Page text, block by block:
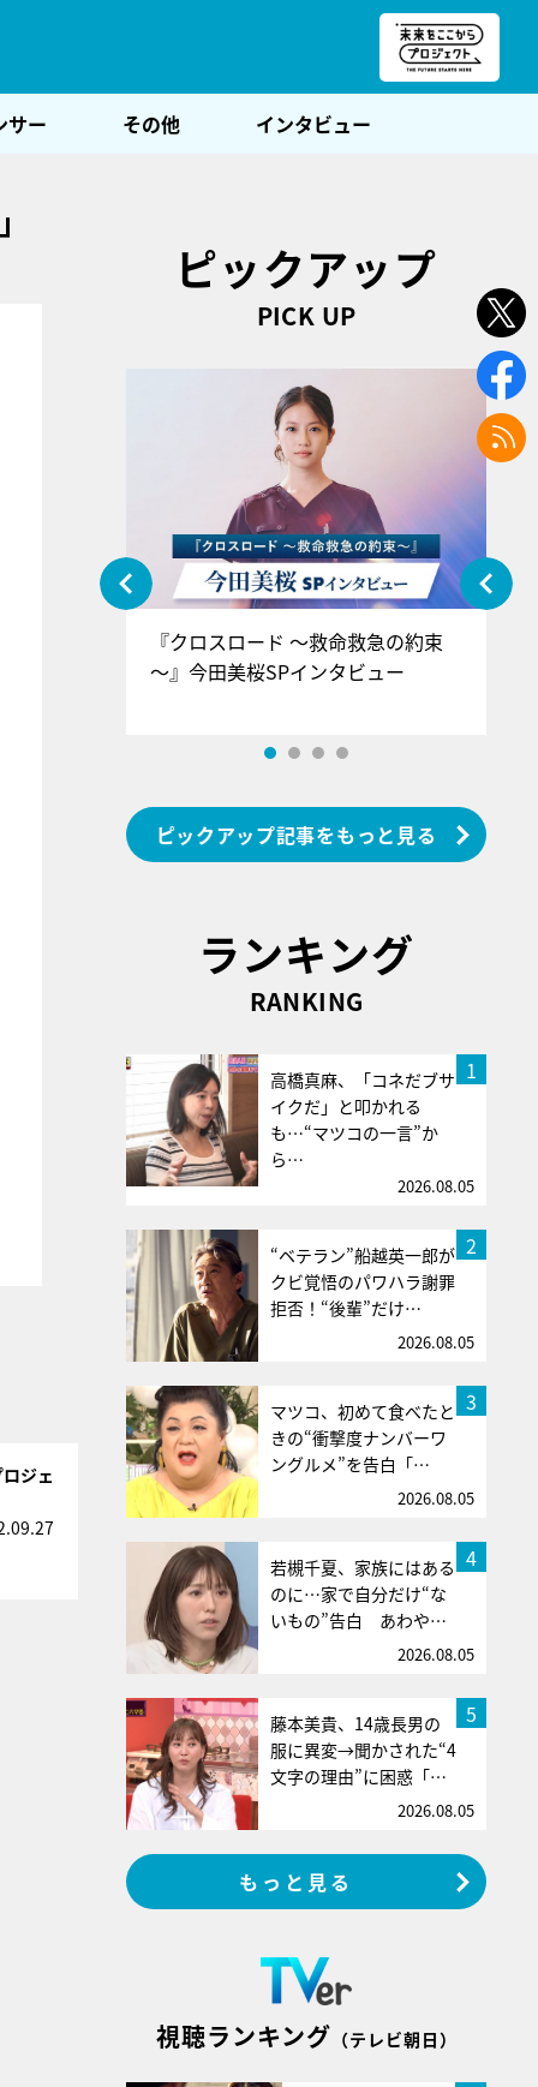
サー その他 インタビュー
ジェ
ピックアップ
PICK UP
』＝LOV
インタ
『クロスロード ～救命救急の約束
～』今田美桜SPインタビュー
ピックアップ記事をもっと見る
ランキング
RANKING
1
高橋真麻、「コネだブサ
イクだ」と叩かれる
も…“マツコの一言”か
ら…
2026.08.05
2
“ベテラン”船越英一郎が
クビ覚悟のパワハラ謝罪
拒否！“後輩”だけ…
2026.08.05
3
マツコ、初めて食べたと
きの“衝撃度ナンバーワ
ングルメ”を告白「…
2026.08.05
4
若槻千夏、家族にはある
のに…家で自分だけ“な
いもの”告白 あわや…
2026.08.05
5
藤本美貴、14歳長男の
服に異変→聞かされた“4
文字の理由”に困惑「…
2026.08.05
もっと見る
視聴ランキング （テレビ朝日）